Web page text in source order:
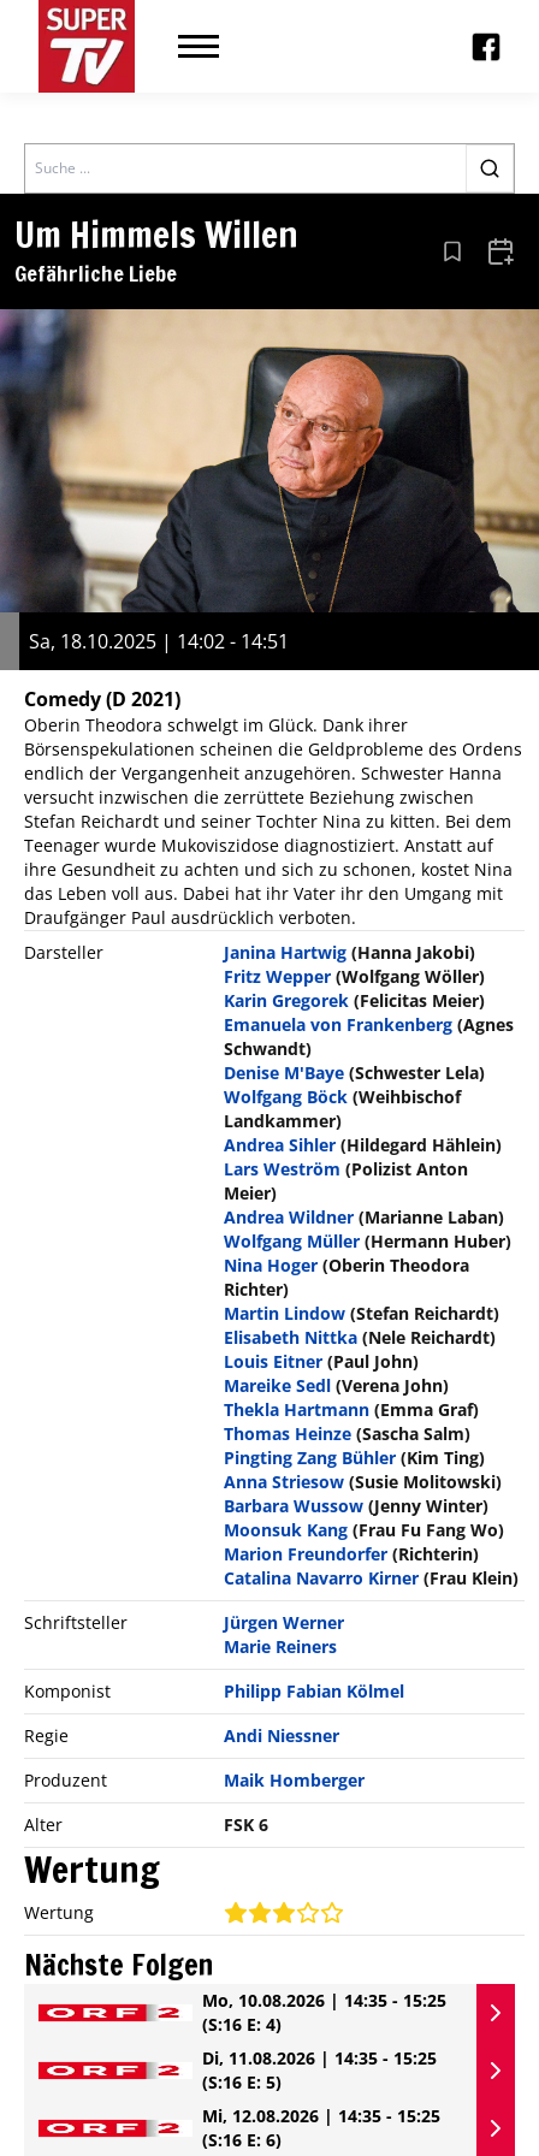
Search
Um Himmels Willen
Gefährliche Liebe Aus den
Sa, 18.10.2025 | 14:02 - 14:51
Comedy(D 2021)
Oberin Theodora schwelgt im Glück. Dank ihrer
Börsenspekulationen scheinen die Geldprobleme des Ordens
endlich der Vergangenheit anzugehören. Schwester Hanna
versucht inzwischen die zerrüttete Beziehung zwischen
Stefan Reichardt und seiner Tochter Nina zu kitten. Bei dem
Teenager wurde Mukoviszidose diagnostiziert. Anstatt auf
ihre Gesundheit zu achten und sich zu schonen, kostet Nina
das Leben voll aus. Dabei hat ihr Vater ihr den Umgang mit
Draufgänger Paul ausdrücklich verboten.
Darsteller
Janina Hartwig (Hanna Jakobi)
Fritz Wepper (Wolfgang Wöller)
Karin Gregorek (Felicitas Meier)
Emanuela von Frankenberg (Agnes
Schwandt)
Denise M'Baye (Schwester Lela)
Wolfgang Böck (Weihbischof
Landkammer)
Andrea Sihler (Hildegard Hählein)
Lars Weström (Polizist Anton
Meier)
Andrea Wildner (Marianne Laban)
Wolfgang Müller (Hermann Huber)
Nina Hoger (Oberin Theodora
Richter)
Martin Lindow (Stefan Reichardt)
Elisabeth Nittka (Nele Reichardt)
Louis Eitner (Paul John)
Mareike Sedl (Verena John)
Thekla Hartmann (Emma Graf)
Thomas Heinze (Sascha Salm)
Pingting Zang Bühler (Kim Ting)
Anna Striesow (Susie Molitowski)
Barbara Wussow (Jenny Winter)
Moonsuk Kang (Frau Fu Fang Wo)
Marion Freundorfer (Richterin)
Catalina Navarro Kirner (Frau Klein)
Schriftsteller
Jürgen Werner
Marie Reiners
Komponist
Philipp Fabian Kölmel
Regie
Andi Niessner
Produzent
Maik Homberger
Alter
FSK 6
Wertung
Wertung
Nächste Folgen
Mo, 10.08.2026 | 14:35 - 15:25
(S:16 E: 4)
Di, 11.08.2026 | 14:35 - 15:25
(S:16 E: 5)
Mi, 12.08.2026 | 14:35 - 15:25
(S:16 E: 6)